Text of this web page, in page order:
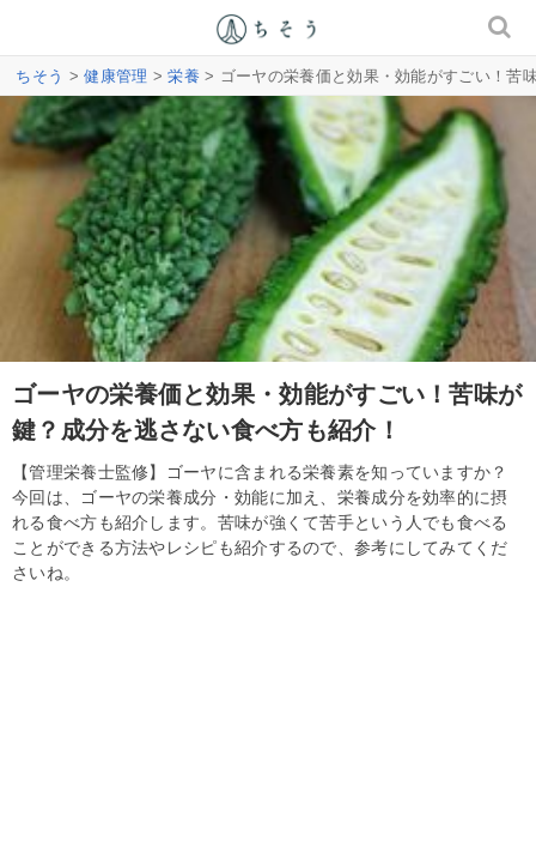
ちそう >健康管理 >栄養 > ゴーヤの栄養価と効果・効能がすごい！苦
ゴーヤの栄養価と効果・効能がすごい！苦味が
鍵？成分を逃さない食べ方も紹介！
【管理栄養士監修】ゴーヤに含まれる栄養素を知っていますか？
今回は、ゴーヤの栄養成分・効能に加え、栄養成分を効率的に摂
れる食べ方も紹介します。苦味が強くて苦手という人でも食べる
ことができる方法やレシピも紹介するので、参考にしてみてくだ
さいね。